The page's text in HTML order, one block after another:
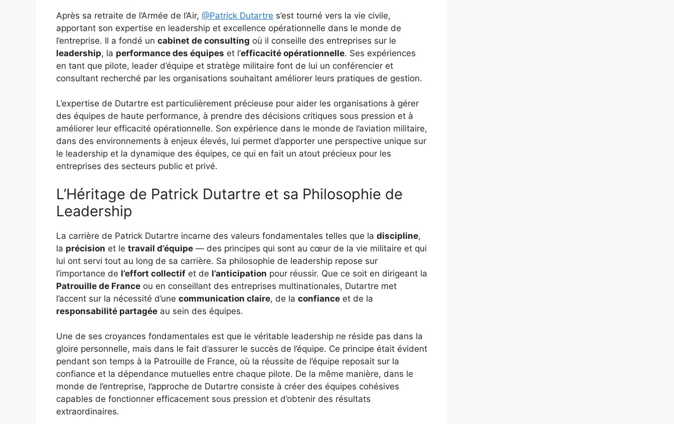
Après sa retraite de l’Armée de l’Air, @Patrick Dutartre s’est tourné vers la vie civile,
apportant son expertise en leadership et excellence opérationnelle dans le monde de
l’entreprise. Il a fondé un cabinet de consulting où il conseille des entreprises sur le
leadership, la performance des équipes et l’efficacité opérationnelle. Ses expériences
en tant que pilote, leader d’équipe et stratège militaire font de lui un conférencier et
consultant recherché par les organisations souhaitant améliorer leurs pratiques de gestion.
L’expertise de Dutartre est particulièrement précieuse pour aider les organisations à gérer
des équipes de haute performance, à prendre des décisions critiques sous pression et à
améliorer leur efficacité opérationnelle. Son expérience dans le monde de l’aviation militaire,
dans des environnements à enjeux élevés, lui permet d’apporter une perspective unique sur
le leadership et la dynamique des équipes, ce qui en fait un atout précieux pour les
entreprises des secteurs public et privé.
L’Héritage de Patrick Dutartre et sa Philosophie de
Leadership
La carrière de Patrick Dutartre incarne des valeurs fondamentales telles que la discipline,
la précision et le travail d’équipe — des principes qui sont au cœur de la vie militaire et qui
lui ont servi tout au long de sa carrière. Sa philosophie de leadership repose sur
l’importance de l’effort collectif et de l’anticipation pour réussir. Que ce soit en dirigeant la
Patrouille de France ou en conseillant des entreprises multinationales, Dutartre met
l’accent sur la nécessité d’une communication claire, de la confiance et de la
responsabilité partagée au sein des équipes.
Une de ses croyances fondamentales est que le véritable leadership ne réside pas dans la
gloire personnelle, mais dans le fait d’assurer le succès de l’équipe. Ce principe était évident
pendant son temps à la Patrouille de France, où la réussite de l’équipe reposait sur la
confiance et la dépendance mutuelles entre chaque pilote. De la même manière, dans le
monde de l’entreprise, l’approche de Dutartre consiste à créer des équipes cohésives
capables de fonctionner efficacement sous pression et d’obtenir des résultats
extraordinaires.